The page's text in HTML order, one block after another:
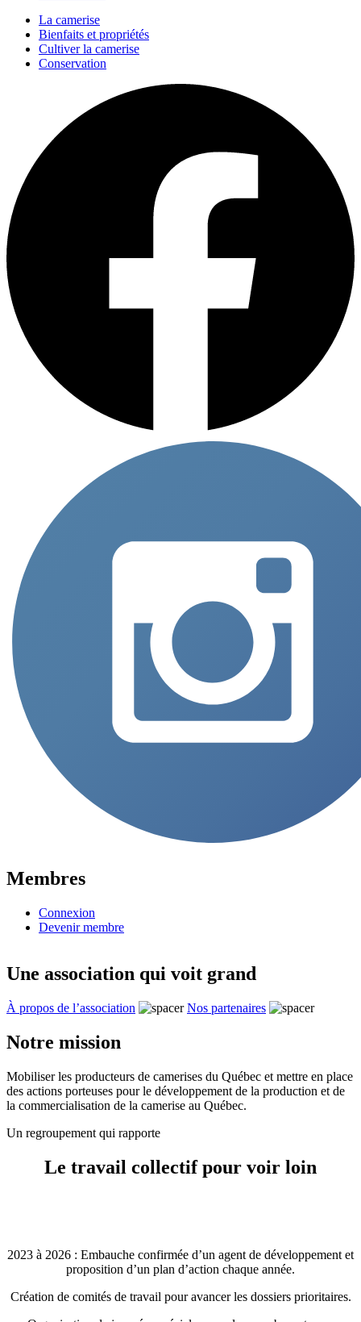
La camerise
Bienfaits et propriétés
Cultiver la camerise
Conservation
Membres
Connexion
Devenir membre
Une association qui voit grand
À propos de l’association Nos partenaires
Notre mission
Mobiliser les producteurs de camerises du Québec et mettre en place
des actions porteuses pour le développement de la production et de
la commercialisation de la camerise au Québec.
Un regroupement qui rapporte
Le travail collectif pour voir loin
2023 à 2026 : Embauche confirmée d’un agent de développement et
proposition d’un plan d’action chaque année.
Création de comités de travail pour avancer les dossiers prioritaires.